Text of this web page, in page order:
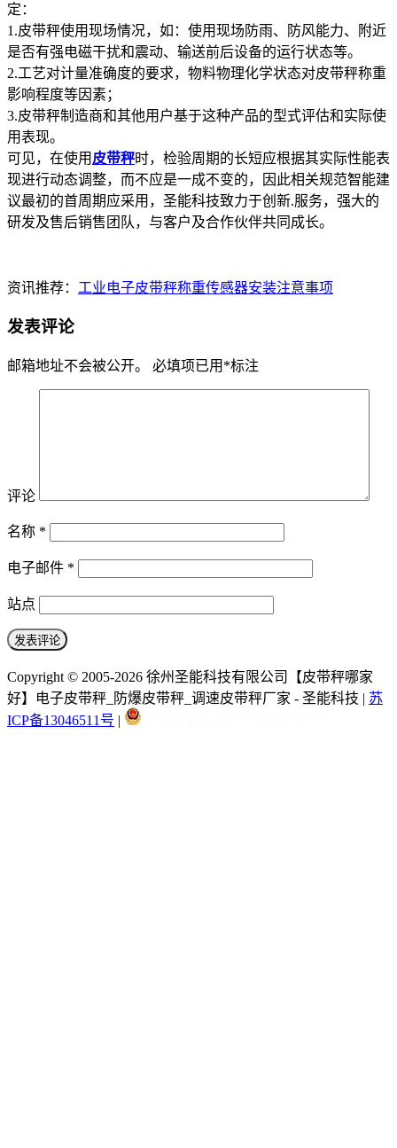
定：
1.皮带秤使用现场情况，如：使用现场防雨、防风能力、附近
是否有强电磁干扰和震动、输送前后设备的运行状态等。
2.工艺对计量准确度的要求，物料物理化学状态对皮带秤称重
影响程度等因素；
3.皮带秤制造商和其他用户基于这种产品的型式评估和实际使
用表现。
可见，在使用 皮带秤时，检验周期的长短应根据其实际性能表
现进行动态调整，而不应是一成不变的，因此相关规范智能建
议最初的首周期应采用，圣能科技致力于创新.服务，强大的
研发及售后销售团队，与客户及合作伙伴共同成长。
资讯推荐： 工业电子皮带秤称重传感器安装注意事项
发表评论
邮箱地址不会被公开。 必填项已用 *标注
评论
名称 *
电子邮件 *
站点
Copyright © 2005-2026 徐州圣能科技有限公司【皮带秤哪家
好】电子皮带秤_防爆皮带秤_调速皮带秤厂家 - 圣能科技 | 苏
ICP备13046511号 |